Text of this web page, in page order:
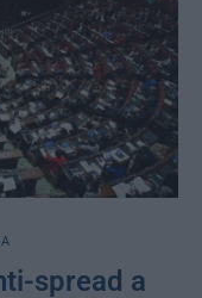
spread a